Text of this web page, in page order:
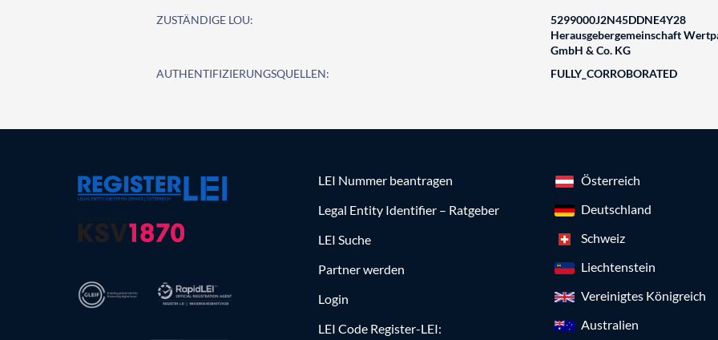
ZUSTÄNDIGE LOU:
5299000J2N45DDNE4Y28
Herausgebergemeinschaft
GmbH & Co. KG
AUTHENTIFIZIERUNGSQUELLEN:
FULLY_CORROBORATED
LEI Nummer beantragen
Legal Entity Identifier – Ratgeber
LEI Suche
Partner werden
Login
LEI Code Register-LEI:
Österreich
Deutschland
Schweiz
Liechtenstein
Vereinigtes Königreich
Australien